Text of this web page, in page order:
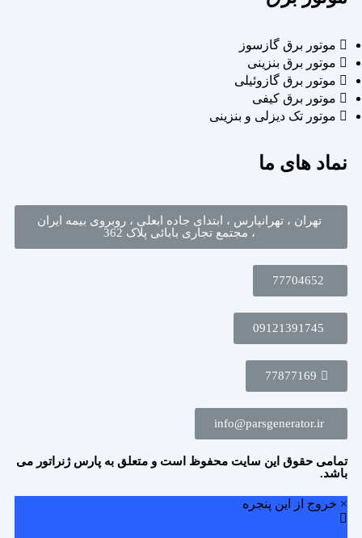
موتور برق گازسوز
موتور برق بنزینی
موتور برق گازوئیلی
موتور برق کیفی
موتور تک دیزلی و بنزینی
نماد های ما
تهران ، تهرانپارس ، ابتدای جاده ابعلی ، روبروی بیمه ایران
، مجتمع تجاری بابائی پلاک 362
77704652
09121391745
77877169
info@parsgenerator.ir
تمامی حقوق این سایت محفوظ است و متعلق به پارس ژنراتور می
باشد.
× خروج از این پنجره